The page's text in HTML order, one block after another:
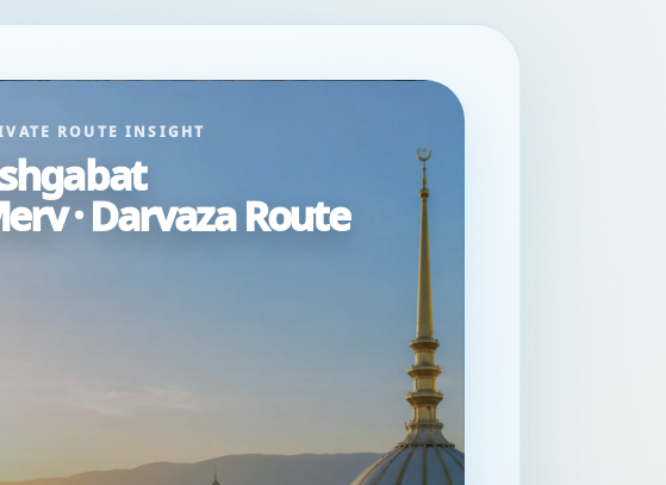
ROUTE INSIGHT
· Darvaza Route